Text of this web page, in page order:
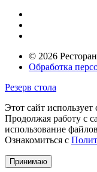
© 2026
Обработка
Резерв стола
Этот сайт
Продолжая работу с
использование
Ознакомиться с
Принимаю